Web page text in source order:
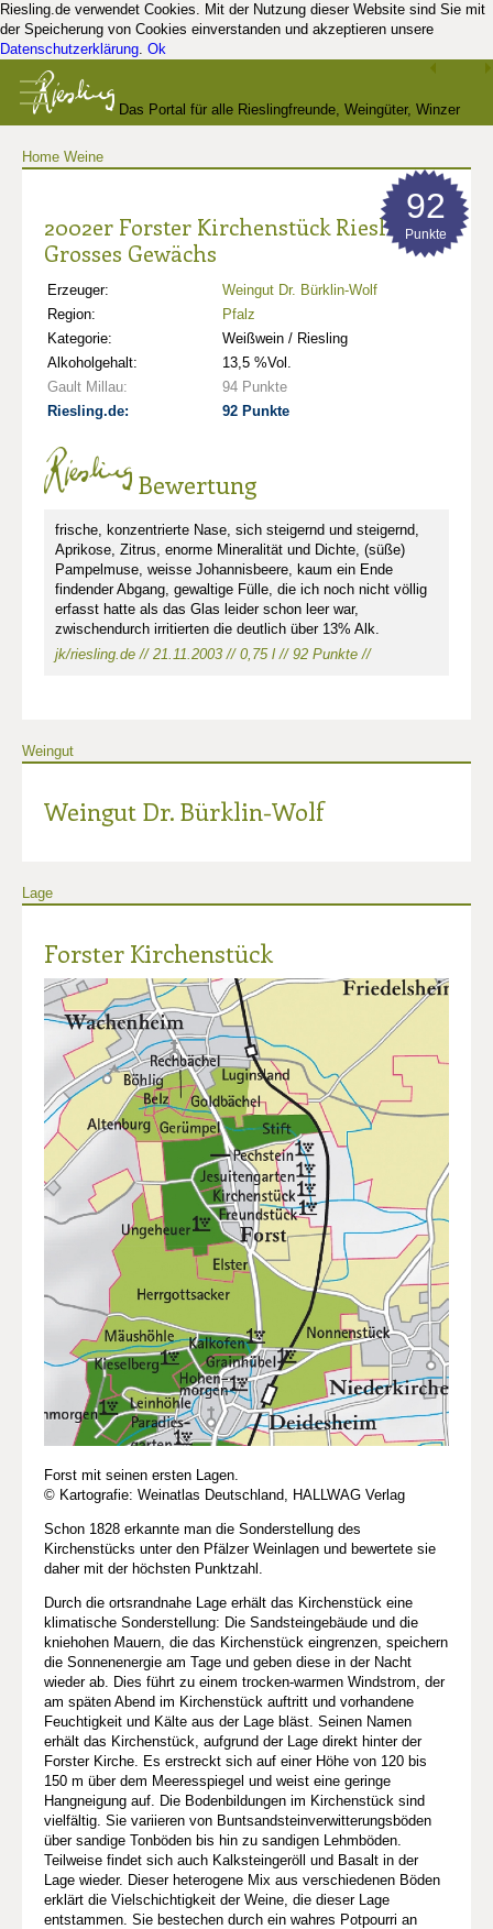
Riesling.de verwendet Cookies. Mit der Nutzung dieser Website sind Sie mit
der Speicherung von Cookies einverstanden und akzeptieren unsere
Datenschutzerklärung. Ok
Das Portal für alle Rieslingfreunde, Weingüter, Winzer
Home Weine
2002er Forster Kirchenstück Riesling
Grosses Gewächs
Erzeuger:
Weingut Dr. Bürklin-Wolf
Region:
Pfalz
Kategorie:
Weißwein / Riesling
Alkoholgehalt:
13,5 %Vol.
Gault Millau:
94 Punkte
Riesling.de:
92 Punkte
92
Punkte
Bewertung
frische, konzentrierte Nase, sich steigernd und steigernd,
Aprikose, Zitrus, enorme Mineralität und Dichte, (süße)
Pampelmuse, weisse Johannisbeere, kaum ein Ende
findender Abgang, gewaltige Fülle, die ich noch nicht völlig
erfasst hatte als das Glas leider schon leer war,
zwischendurch irritierten die deutlich über 13% Alk.
jk/riesling.de // 21.11.2003 // 0,75 l // 92 Punkte //
Weingut
Weingut Dr. Bürklin-Wolf
Lage
Forster Kirchenstück
Forst mit seinen ersten Lagen.
© Kartografie: Weinatlas Deutschland, HALLWAG Verlag
Schon 1828 erkannte man die Sonderstellung des
Kirchenstücks unter den Pfälzer Weinlagen und bewertete sie
daher mit der höchsten Punktzahl.
Durch die ortsrandnahe Lage erhält das Kirchenstück eine
klimatische Sonderstellung: Die Sandsteingebäude und die
kniehohen Mauern, die das Kirchenstück eingrenzen, speichern
die Sonnenenergie am Tage und geben diese in der Nacht
wieder ab. Dies führt zu einem trocken-warmen Windstrom, der
am späten Abend im Kirchenstück auftritt und vorhandene
Feuchtigkeit und Kälte aus der Lage bläst. Seinen Namen
erhält das Kirchenstück, aufgrund der Lage direkt hinter der
Forster Kirche. Es erstreckt sich auf einer Höhe von 120 bis
150 m über dem Meeresspiegel und weist eine geringe
Hangneigung auf. Die Bodenbildungen im Kirchenstück sind
vielfältig. Sie variieren von Buntsandsteinverwitterungsböden
über sandige Tonböden bis hin zu sandigen Lehmböden.
Teilweise findet sich auch Kalksteingeröll und Basalt in der
Lage wieder. Dieser heterogene Mix aus verschiedenen Böden
erklärt die Vielschichtigkeit der Weine, die dieser Lage
entstammen. Sie bestechen durch ein wahres Potpourri an